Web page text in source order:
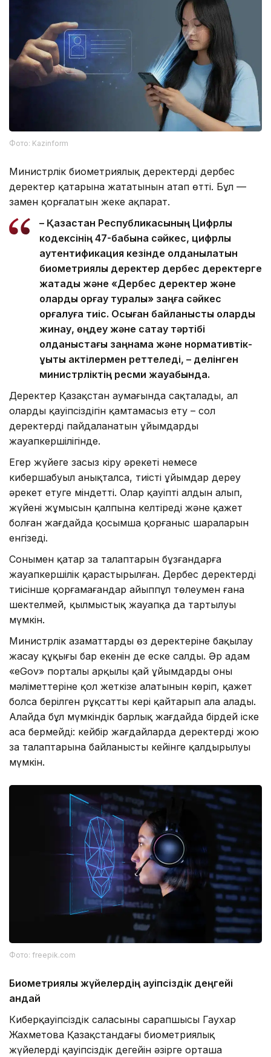
Фото: Kazinform
Министрлік биометриялық деректердің дербес
деректер қатарына жататынын атап өтті. Бұл —
заңмен қорғалатын жеке ақпарат.
– Қазақстан Республикасының Цифрлық
кодексінің 47-бабына сәйкес, цифрлық
аутентификация кезінде қолданылатын
биометриялық деректер дербес деректерге
жатады және «Дербес деректер және
оларды қорғау туралы» заңға сәйкес
қорғалуға тиіс. Осыған байланысты оларды
жинау, өңдеу және сақтау тәртібі
қолданыстағы заңнама және нормативтік-
құқықтық актілермен реттеледі, – делінген
министрліктің ресми жауабында.
Деректер Қазақстан аумағында сақталады, ал
олардың қауіпсіздігін қамтамасыз ету – сол
деректерді пайдаланатын ұйымдардың
жауапкершілігінде.
Егер жүйеге заңсыз кіру әрекеті немесе
кибершабуыл анықталса, тиісті ұйымдар дереу
әрекет етуге міндетті. Олар қауіптің алдын алып,
жүйенің жұмысын қалпына келтіреді және қажет
болған жағдайда қосымша қорғаныс шараларын
енгізеді.
Сонымен қатар заң талаптарын бұзғандарға
жауапкершілік қарастырылған. Дербес деректерді
тиісінше қорғамағандар айыппұл төлеумен ғана
шектелмей, қылмыстық жауапқа да тартылуы
мүмкін.
Министрлік азаматтардың өз деректеріне бақылау
жасау құқығы бар екенін де еске салды. Әр адам
«eGov» порталы арқылы қай ұйымдардың оның
мәліметтеріне қол жеткізе алатынын көріп, қажет
болса берілген рұқсатты кері қайтарып ала алады.
Алайда бұл мүмкіндік барлық жағдайда бірдей іске
аса бермейді: кейбір жағдайларда деректерді жою
заң талаптарына байланысты кейінге қалдырылуы
мүмкін.
Фото: freepik.com
Биометриялық жүйелердің қауіпсіздік деңгейі
қандай
Киберқауіпсіздік саласының сарапшысы Гаухар
Жахметова Қазақстандағы биометриялық
жүйелердің қауіпсіздік деңгейін әзірге орташа